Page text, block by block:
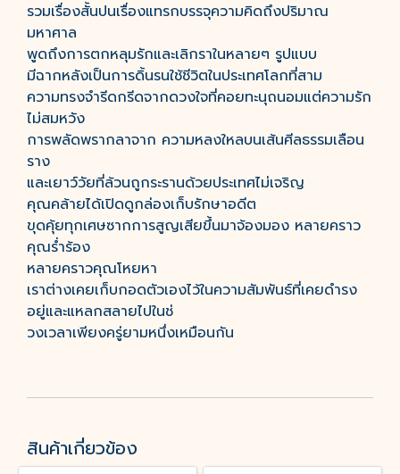
รวมเรื่องสั้นปนเรื่องแทรกบรรจุความคิดถึงปริมาณ
มหาศาล
พูดถึงการตกหลุมรักและเลิกราในหลายๆ รูปแบบ
มีฉากหลังเป็นการดิ้นรนใช้ชีวิตในประเทศโลกที่สาม
ความทรงจำรีดกรีดจากดวงใจที่คอยทะนุถนอมแต่ความรัก
ไม่สมหวัง
การพลัดพรากลาจาก ความหลงใหลบนเส้นศีลธรรมเลือน
ราง
และเยาว์วัยที่ล้วนถูกระรานด้วยประเทศไม่เจริญ
คุณคล้ายได้เปิดดูกล่องเก็บรักษาอดีต
ขุดคุ้ยทุกเศษซากการสูญเสียขึ้นมาจ้องมอง หลายคราว
คุณร่ำร้อง
หลายคราวคุณโหยหา
เราต่างเคยเก็บกอดตัวเองไว้ในความสัมพันธ์ที่เคยดำรง
อยู่และแหลกสลายไปในช่
วงเวลาเพียงครู่ยามหนึ่งเหมือนกัน
สินค้าเกี่ยวข้อง